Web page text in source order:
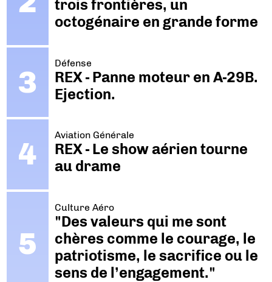
trois frontières, un
octogénaire en grande forme
Défense
REX - Panne moteur en A-29B.
Ejection.
Aviation Générale
REX - Le show aérien tourne
au drame
Culture Aéro
"Des valeurs qui me sont
chères comme le courage, le
patriotisme, le sacrifice ou le
sens de l’engagement."